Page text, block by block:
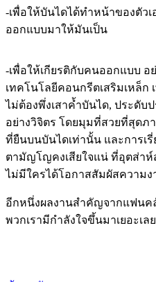
-เพื่อให้บันไดได้ทำหน้าของตัว
ออกแบบมาให้มันเป็น
-เพื่อให้เกียรติกับคนออกแบบ
เทคโนโลยีคอนกรีตเสริมเหล็
ไม่ต้องพึ่งเสาค้ำบันได, ประดับ
อย่างวิจิตร โดยมุมที่สวยที่สุดภ
ที่ยืนบนบันไดเท่านั้น และการเ
ตามัญโญคงเสียใจแน่ ที่อุตส่าห์
ไม่มีใครได้โอกาสสัมผัสความง
อีกหนึ่งผลงานสำคัญจากแฟนค
พวกเรามีกำลังใจขึ้นมาเยอะเล